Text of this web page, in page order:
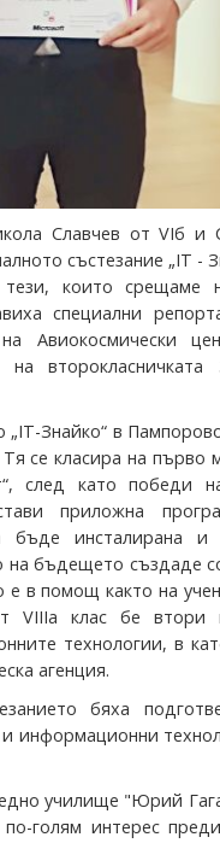
Славчев от VIб и
състезание „IT -
тези, които срещаме
специални
Авиокосмически
второкласничката
Знайко“ в Пампорово
се класира на първо
след като победи
приложна
бъде инсталирана
на бъдещето създаде
е в помощ както на
VIIIа клас бе втори
технологии, в
агенция.
бяха
информационни
училище "Юрий
голям интерес